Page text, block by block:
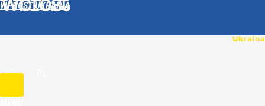
WPROST UKRAINA
UA